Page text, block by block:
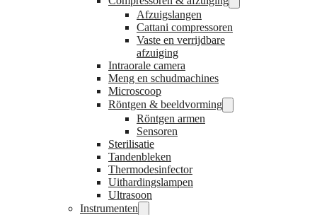
Afzuigslangen
Cattani compressoren
Vaste en verrijdbare
afzuiging
Intraorale camera
Meng en schudmachines
Microscoop
Röntgen & beeldvorming
Röntgen armen
Sensoren
Sterilisatie
Tandenbleken
Thermodesinfector
Uithardingslampen
Ultrasoon
Instrumenten